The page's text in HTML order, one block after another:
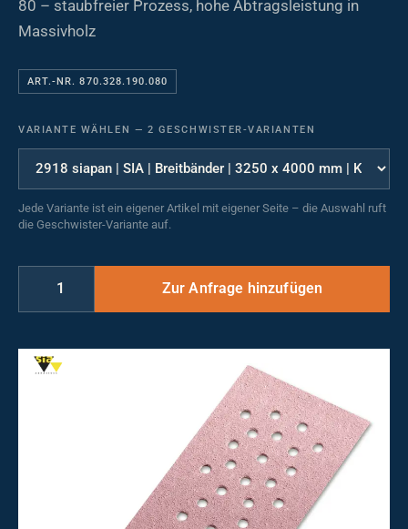
80 – staubfreier Prozess, hohe Abtragsleistung in
Massivholz
ART.-NR. 870.328.190.080
VARIANTE WÄHLEN — 2 GESCHWISTER-VARIANTEN
Jede Variante ist ein eigener Artikel mit eigener Seite – die Auswahl ruft
die Geschwister-Variante auf.